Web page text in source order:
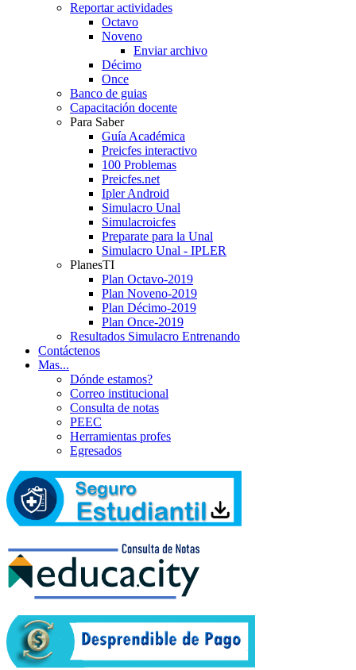
Reportar actividades
Octavo
Noveno
Enviar archivo
Décimo
Once
Banco de guias
Capacitación docente
Para Saber
Guía Académica
Preicfes interactivo
100 Problemas
Preicfes.net
Ipler Android
Simulacro Unal
Simulacroicfes
Preparate para la Unal
Simulacro Unal - IPLER
PlanesTI
Plan Octavo-2019
Plan Noveno-2019
Plan Décimo-2019
Plan Once-2019
Resultados Simulacro Entrenando
Contáctenos
Mas...
Dónde estamos?
Correo institucional
Consulta de notas
PEEC
Herramientas profes
Egresados